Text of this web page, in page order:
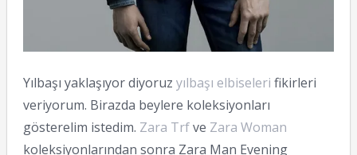
Yılbaşı yaklaşıyor diyoruz yılbaşı elbiseleri fikirleri
veriyorum. Birazda beylere koleksiyonları
gösterelim istedim. Zara Trfve Zara Woman
koleksiyonlarından sonra Zara Man Evening